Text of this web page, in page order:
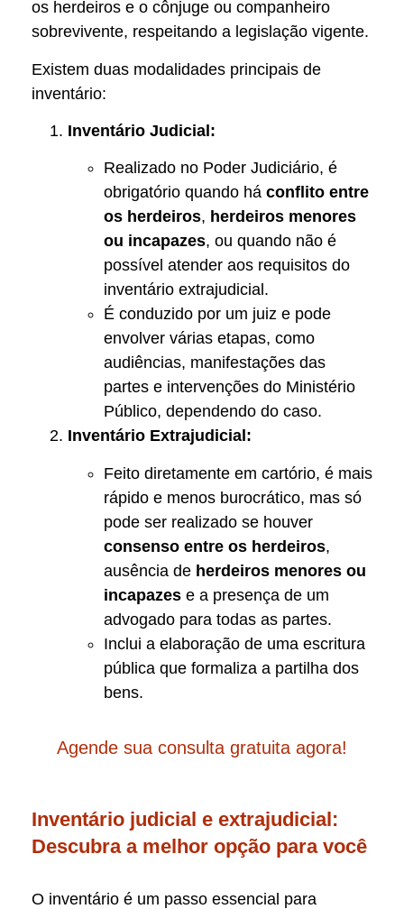
os herdeiros e o cônjuge ou companheiro
sobrevivente, respeitando a legislação vigente.
Existem duas modalidades principais de
inventário:
Inventário Judicial:
Realizado no Poder Judiciário, é
obrigatório quando há conflito entre
os herdeiros, herdeiros menores
ou incapazes, ou quando não é
possível atender aos requisitos do
inventário extrajudicial.
É conduzido por um juiz e pode
envolver várias etapas, como
audiências, manifestações das
partes e intervenções do Ministério
Público, dependendo do caso.
Inventário Extrajudicial:
Feito diretamente em cartório, é mais
rápido e menos burocrático, mas só
pode ser realizado se houver
consenso entre os herdeiros,
ausência de herdeiros menores ou
incapazes e a presença de um
advogado para todas as partes.
Inclui a elaboração de uma escritura
pública que formaliza a partilha dos
bens.
Agende sua consulta gratuita agora!
Inventário judicial e extrajudicial:
Descubra a melhor opção para você
O inventário é um passo essencial para